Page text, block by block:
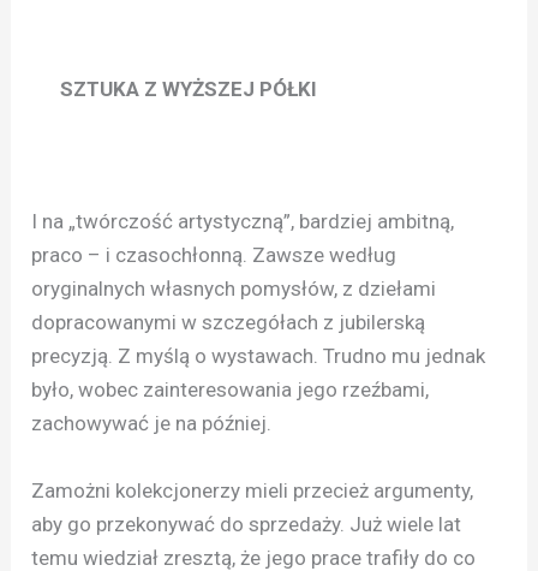
SZTUKA Z WYŻSZEJ PÓŁKI
I na „twórczość artystyczną”, bardziej ambitną,
praco – i czasochłonną. Zawsze według
oryginalnych własnych pomysłów, z dziełami
dopracowanymi w szczegółach z jubilerską
precyzją. Z myślą o wystawach. Trudno mu jednak
było, wobec zainteresowania jego rzeźbami,
zachowywać je na później.
Zamożni kolekcjonerzy mieli przecież argumenty,
aby go przekonywać do sprzedaży. Już wiele lat
temu wiedział zresztą, że jego prace trafiły do co